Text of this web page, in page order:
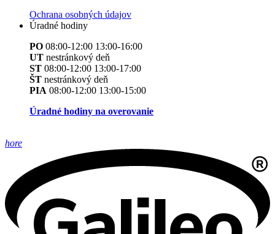
Ochrana osobných údajov
Úradné hodiny
PO 08:00-12:00 13:00-16:00
UT nestránkový deň
ST 08:00-12:00 13:00-17:00
ŠT nestránkový deň
PIA 08:00-12:00 13:00-15:00
Úradné hodiny na overovanie
hore